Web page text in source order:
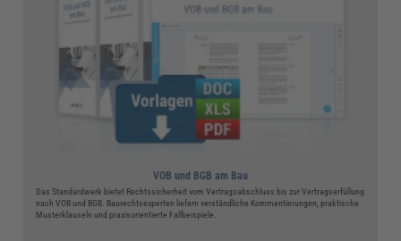
VOB und BGB am Bau
Das Standardwerk bietet Rechtssicherheit vom Vertragsabschluss bis zur Vertragserfüllung
nach VOB und BGB. Baurechtsexperten liefern verständliche Kommentierungen, praktische
Musterklauseln und praxisorientierte Fallbeispiele.